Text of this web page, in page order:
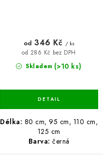
Skladem (>10 ks)
od 286 Kč bez DPH
od 346 Kč / ks
Délka: 80 cm, 95 cm, 110 cm,
125 cm
Barva: černá